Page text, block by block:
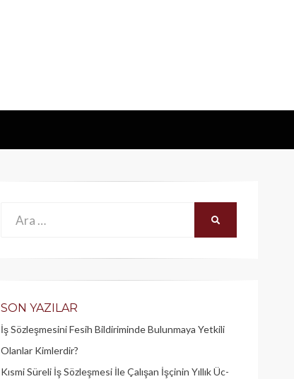
Ara:
SON YAZILAR
İş Sözleşmesini Fesih Bildiriminde Bulunmaya Yetkili
Olanlar Kimlerdir?
Kısmi Süreli İş Sözleşmesi İle Çalışan İşçinin Yıllık Üc­